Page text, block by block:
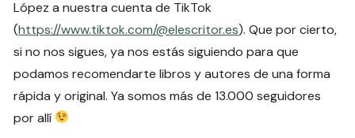
López a nuestra cuenta de TikTok
(https://www.tiktok.com/@elescritor.es). Que por cierto,
si no nos sigues, ya nos estás siguiendo para que
podamos recomendarte libros y autores de una forma
rápida y original. Ya somos más de 13.000 seguidores
por allí